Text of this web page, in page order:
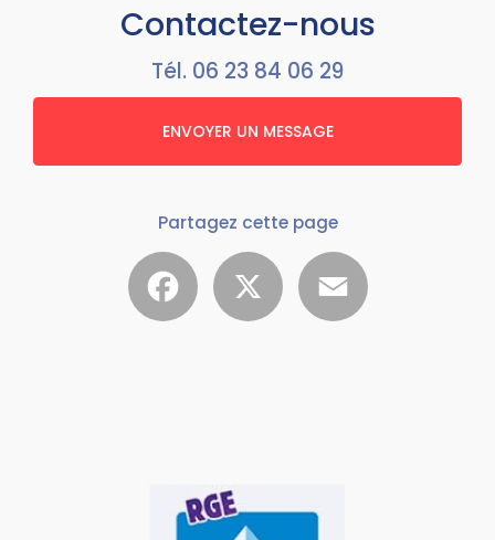
Contactez-nous
Tél. 06 23 84 06 29
ENVOYER UN MESSAGE
Partagez cette page
Facebook